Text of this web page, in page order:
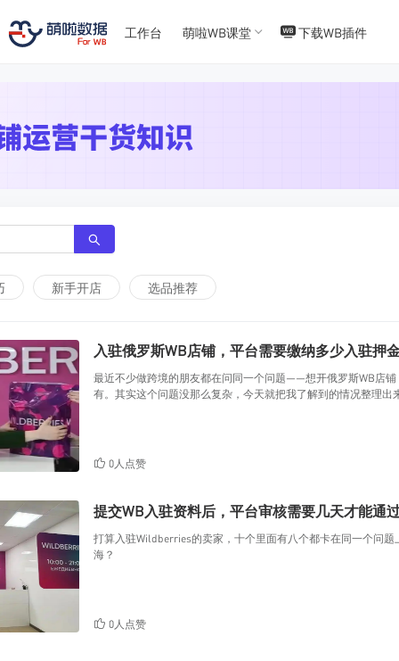
工作台 萌啦WB课堂 下载WB插件
新手开店 选品推荐
入驻俄罗斯WB店铺，平台需要缴纳多少入驻押
最近不少做跨境的朋友都在问同一个问题——想开俄罗斯WB店
有。其实这个问题没那么复杂，今天就把我了解到的情况整理出
0人点赞
提交WB入驻资料后，平台审核需要几天才能通
打算入驻Wildberries的卖家，十个里面有八个都卡在同一个问
海？
0人点赞